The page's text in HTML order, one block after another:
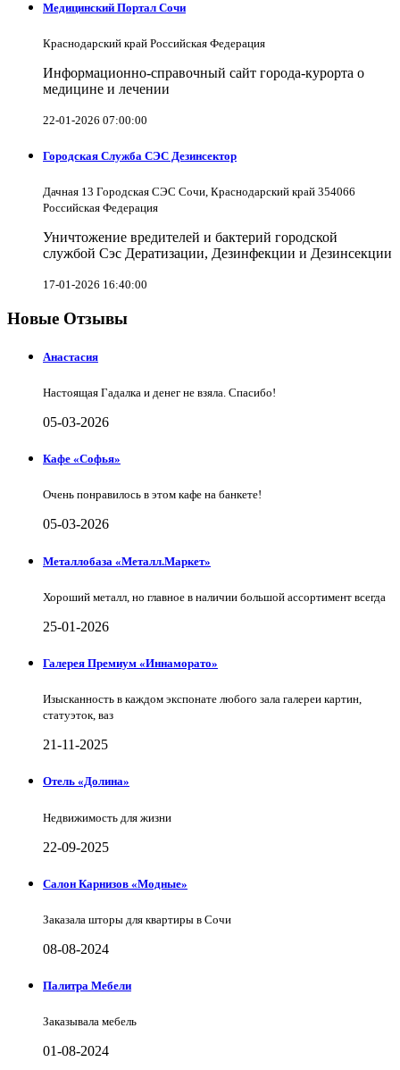
Медицинский Портал Сочи
Краснодарский край Российская Федерация
Информационно-справочный сайт города-курорта о
медицине и лечении
22-01-2026 07:00:00
Городская Служба СЭС Дезинсектор
Дачная 13 Городская СЭС Сочи, Краснодарский край 354066
Российская Федерация
Уничтожение вредителей и бактерий городской
службой Сэс Дератизации, Дезинфекции и Дезинсекции
17-01-2026 16:40:00
Новые Отзывы
Анастасия
Настоящая Гадалка и денег не взяла. Спасибо!
05-03-2026
Кафе «Софья»
Очень понравилось в этом кафе на банкете!
05-03-2026
Металлобаза «Металл.Маркет»
Хороший металл, но главное в наличии большой ассортимент всегда
25-01-2026
Галерея Премиум «Иннаморато»
Изысканность в каждом экспонате любого зала галереи картин,
статуэток, ваз
21-11-2025
Отель «Долина»
Недвижимость для жизни
22-09-2025
Салон Карнизов «Модные»
Заказала шторы для квартиры в Сочи
08-08-2024
Палитра Мебели
Заказывала мебель
01-08-2024